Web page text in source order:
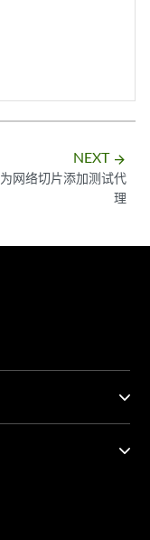
NEXT arrow_forward
为网络切片添加测试代
理